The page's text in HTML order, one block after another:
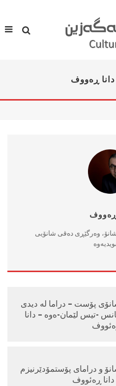
دانا ڕه‌ووف
ڕه‌ووف
وەرگێڕی دەقی شانۆیی
پۆست – دراما لە دیدی
-تیس لێمان-ەوە – دانا
و درامای پۆستمۆدێرنیزم
ڕەئووف